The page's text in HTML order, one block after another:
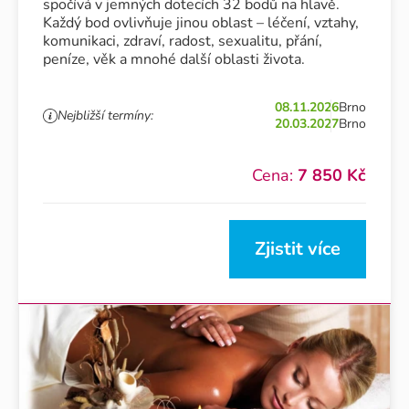
spočívá v jemných dotecích 32 bodů na hlavě.
Každý bod ovlivňuje jinou oblast – léčení, vztahy,
komunikaci, zdraví, radost, sexualitu, přání,
peníze, věk a mnohé další oblasti života.
Nejbližší termíny: 08.11.2026Brno
20.03.2027Brno
Cena: 7 850 Kč
Zjistit více